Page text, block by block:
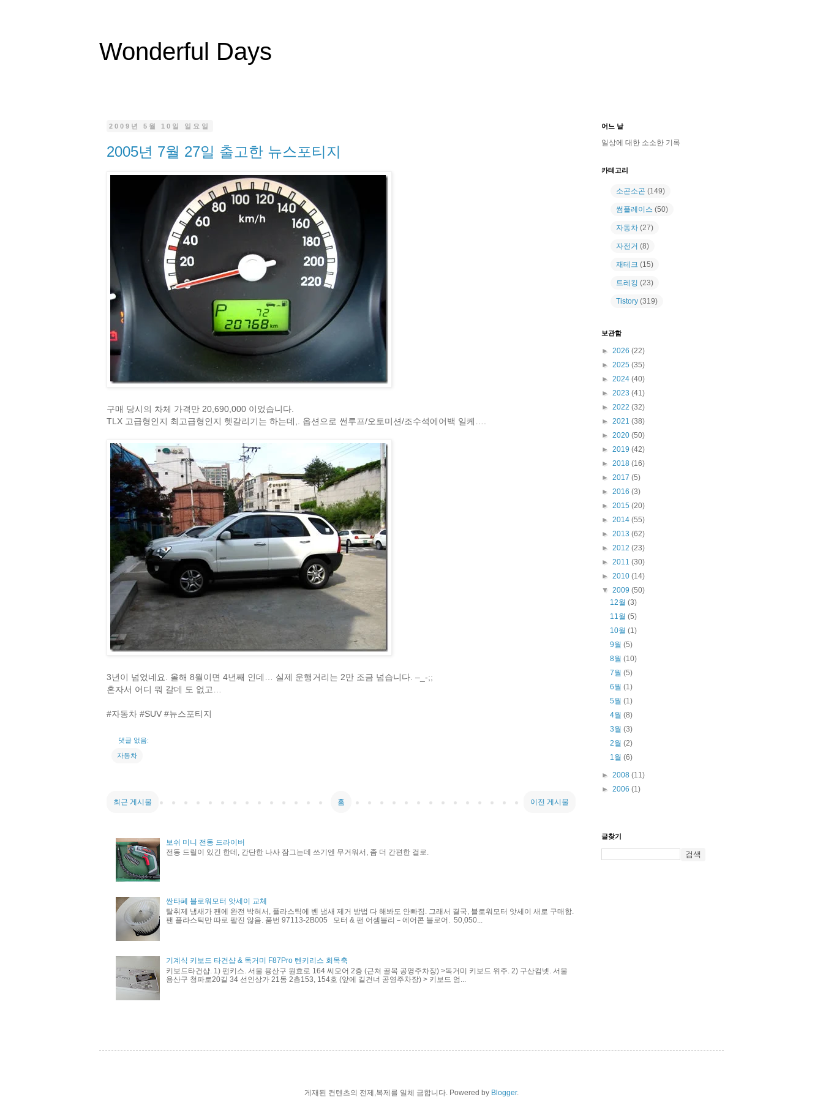
Wonderful Days
2009년 5월 10일 일요일
2005년 7월 27일 출고한 뉴스포티지
구매 당시의 차체 가격만 20,690,000 이었습니다.
TLX 고급형인지 최고급형인지 헷갈리기는 하는데,. 옵션으로 썬루프/오토미션/조수석에어백 일케….
3년이 넘었네요. 올해 8월이면 4년째 인데… 실제 운행거리는 2만 조금 넘습니다. –_-;;
혼자서 어디 뭐 갈데 도 없고…
#자동차 #SUV #뉴스포티지
댓글 없음:
자동차
최근 게시물 이전 게시물
홈
보쉬 미니 전동 드라이버
전동 드릴이 있긴 한데, 간단한 나사 잠그는데 쓰기엔 무거워서, 좀 더 간편한 걸로.
싼타페 블로워모터 앗세이 교체
탈취제 냄새가 팬에 완전 박혀서, 플라스틱에 벤 냄새 제거 방법 다 해봐도 안빠짐. 그래서 결국, 블로워모터 앗세이 새로 구매함.
팬 플라스틱만 따로 팔진 않음. 품번 97113-2B005 모터 & 팬 어셈블리－에어콘 블로어. 50,050...
기계식 키보드 타건샵 & 독거미 F87Pro 텐키리스 회목축
키보드타건샵. 1) 펀키스. 서울 용산구 원효로 164 씨모어 2층 (근처 골목 공영주차장) >독거미 키보드 위주. 2) 구산컴넷. 서울
용산구 청파로20길 34 선인상가 21동 2층153, 154호 (앞에 길건너 공영주차장) > 키보드 엄...
어느 날
일상에 대한 소소한 기록
카테고리
소곤소곤 (149)
썸플레이스 (50)
자동차 (27)
자전거 (8)
재테크 (15)
트레킹 (23)
Tistory (319)
보관함
► 2026 (22)
► 2025 (35)
► 2024 (40)
► 2023 (41)
► 2022 (32)
► 2021 (38)
► 2020 (50)
► 2019 (42)
► 2018 (16)
► 2017 (5)
► 2016 (3)
► 2015 (20)
► 2014 (55)
► 2013 (62)
► 2012 (23)
► 2011 (30)
► 2010 (14)
▼ 2009 (50)
12월(3)
11월(5)
10월(1)
9월(5)
8월(10)
7월(5)
6월(1)
5월(1)
4월(8)
3월(3)
2월(2)
1월(6)
► 2008 (11)
► 2006 (1)
글찾기
게재된 컨텐츠의 전제,복제를 일체 금합니다. Powered by Blogger.